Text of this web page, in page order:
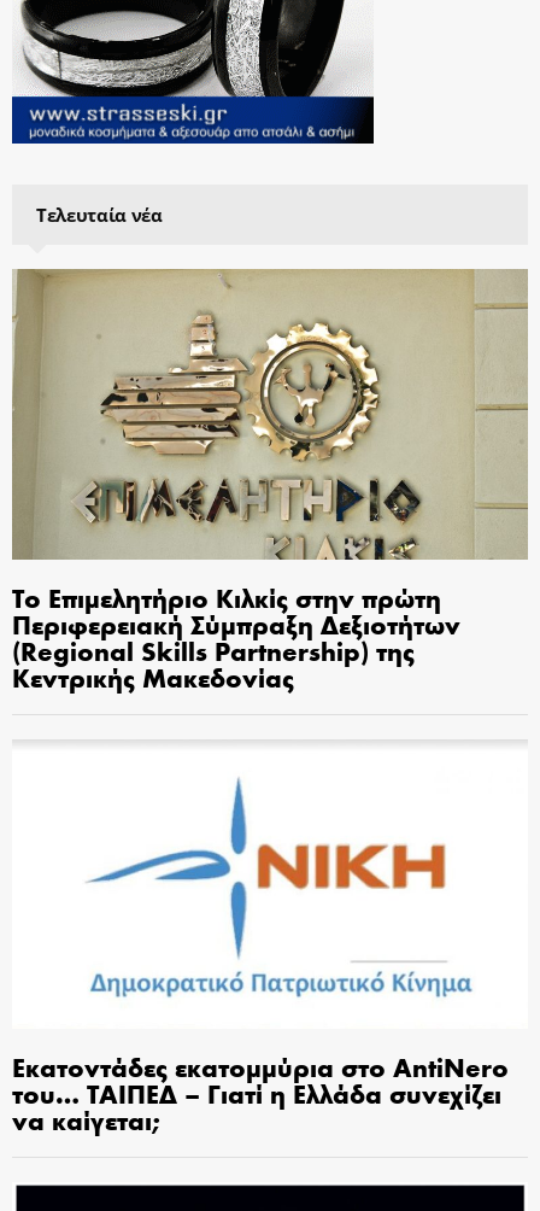
Τελευταία νέα
Το Επιμελητήριο Κιλκίς στην πρώτη
Περιφερειακή Σύμπραξη Δεξιοτήτων
(Regional Skills Partnership) της
Κεντρικής Μακεδονίας
Εκατοντάδες εκατομμύρια στο AntiNero
του… ΤΑΙΠΕΔ – Γιατί η Ελλάδα συνεχίζει
να καίγεται;